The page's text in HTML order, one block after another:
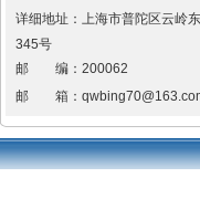
详细地址： 上海市普陀区云岭
345号
邮 编： 200062
邮 箱：